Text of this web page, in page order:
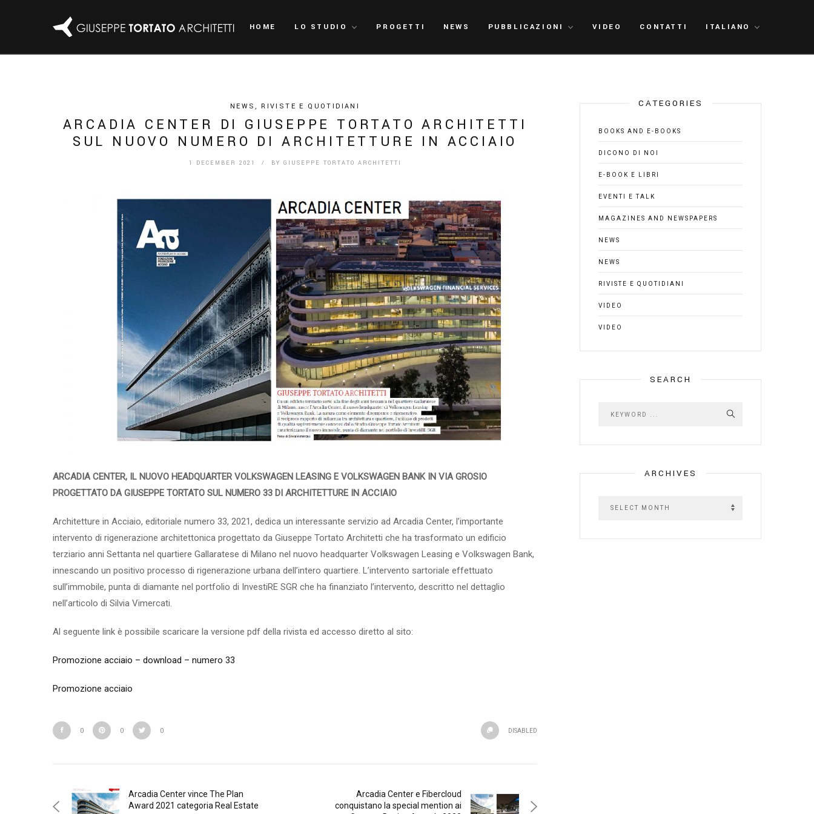
HOME LO STUDIO PROGETTI NEWS PUBBLICAZIONI VIDEO CONTATTI ITALIANO
NEWS,RIVISTE E QUOTIDIANI
ARCADIA CENTER DI GIUSEPPE TORTATO ARCHITETTI
SUL NUOVO NUMERO DI ARCHITETTURE IN ACCIAIO
1 DECEMBER 2021 / BY GIUSEPPE TORTATO ARCHITETTI
ARCADIA CENTER, IL NUOVO HEADQUARTER VOLKSWAGEN LEASING E VOLKSWAGEN BANK IN VIA GROSIO
PROGETTATO DA GIUSEPPE TORTATO SUL NUMERO 33 DI ARCHITETTURE IN ACCIAIO
Architetture in Acciaio, editoriale numero 33, 2021, dedica un interessante servizio ad Arcadia Center, l’importante
intervento di rigenerazione architettonica progettato da Giuseppe Tortato Architetti che ha trasformato un edificio
terziario anni Settanta nel quartiere Gallaratese di Milano nel nuovo headquarter Volkswagen Leasing e Volkswagen Bank,
innescando un positivo processo di rigenerazione urbana dell’intero quartiere. L’intervento sartoriale effettuato
sull’immobile, punta di diamante nel portfolio di InvestiRE SGR che ha finanziato l’intervento, descritto nel dettaglio
nell’articolo di Silvia Vimercati.
Al seguente link è possibile scaricare la versione pdf della rivista ed accesso diretto al sito:
Promozione acciaio – download – numero 33
Promozione acciaio
0 0 0 DISABLED
Arcadia Center vince The Plan
Award 2021 categoria Real Estate
Arcadia Center e Fibercloud
conquistano la special mention ai
CATEGORIES
BOOKS AND E-BOOKS
DICONO DI NOI
E-BOOK E LIBRI
EVENTI E TALK
MAGAZINES AND NEWSPAPERS
NEWS
NEWS
RIVISTE E QUOTIDIANI
VIDEO
VIDEO
SEARCH
ARCHIVES